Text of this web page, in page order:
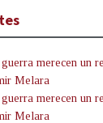
merecen un
Melara
merecen un
Melara